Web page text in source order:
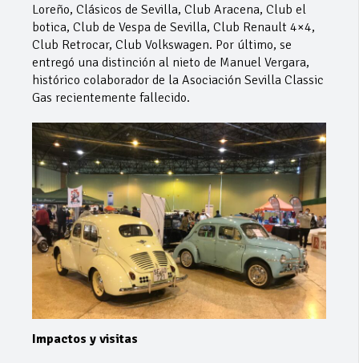
Loreño, Clásicos de Sevilla, Club Aracena, Club el
botica, Club de Vespa de Sevilla, Club Renault 4×4,
Club Retrocar, Club Volkswagen. Por último, se
entregó una distinción al nieto de Manuel Vergara,
histórico colaborador de la Asociación Sevilla Classic
Gas recientemente fallecido.
Impactos y visitas